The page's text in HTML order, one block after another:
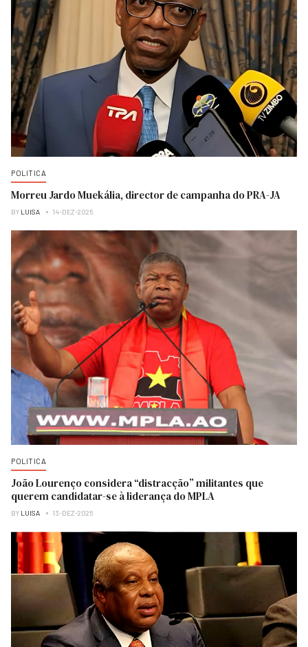
POLITICA
Morreu Jardo Muekália, director de campanha do PRA-JA
BY LUISA 14-DEZ-2025
POLITICA
João Lourenço considera “distracção” militantes que
querem candidatar-se à liderança do MPLA
BY LUISA 13-DEZ-2025